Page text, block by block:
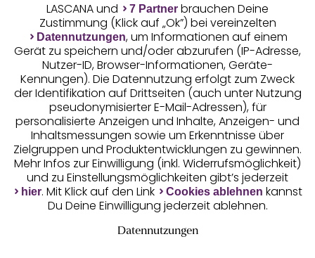
Geprüfte Sicherheit
Unsere Apps
LASCANA und 7 Partner brauchen Deine
Zustimmung (Klick auf „Ok”) bei vereinzelten
Datennutzungen, um Informationen auf einem
Gerät zu speichern und/oder abzurufen (IP-Adresse,
Nutzer-ID, Browser-Informationen, Geräte-
Kennungen). Die Datennutzung erfolgt zum Zweck
der Identifikation auf Drittseiten (auch unter Nutzung
pseudonymisierter E-Mail-Adressen), für
personalisierte Anzeigen und Inhalte, Anzeigen- und
Inhaltsmessungen sowie um Erkenntnisse über
Zielgruppen und Produktentwicklungen zu gewinnen.
Mehr Infos zur Einwilligung (inkl. Widerrufsmöglichkeit)
und zu Einstellungsmöglichkeiten gibt’s jederzeit
hier. Mit Klick auf den Link Cookies ablehnen kannst
Du Deine Einwilligung jederzeit ablehnen.
Datennutzungen